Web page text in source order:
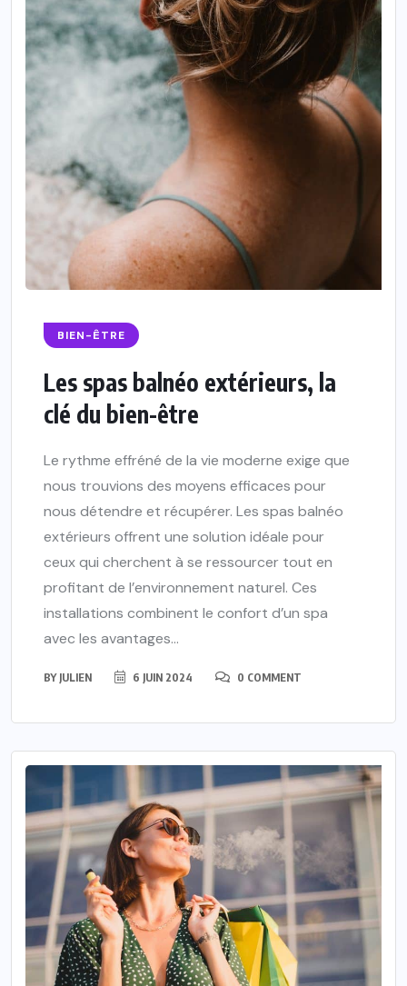
BIEN-ÊTRE
Les spas balnéo extérieurs, la
clé du bien-être
Le rythme effréné de la vie moderne exige que
nous trouvions des moyens efficaces pour
nous détendre et récupérer. Les spas balnéo
extérieurs offrent une solution idéale pour
ceux qui cherchent à se ressourcer tout en
profitant de l’environnement naturel. Ces
installations combinent le confort d’un spa
avec les avantages...
BY JULIEN 6 JUIN 2024 0 COMMENT